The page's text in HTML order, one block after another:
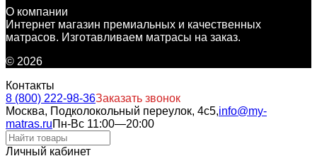
О компании
Интернет магазин премиальных и качественных
матрасов. Изготавливаем матрасы на заказ.
© 2026
Контакты
8 (800) 222-98-36Заказать звонок
Москва, Подколокольный переулок, 4с5,info@my-
matras.ruПн-Вс 11:00—20:00
Личный кабинет